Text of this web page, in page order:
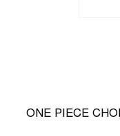
ONE PIECE